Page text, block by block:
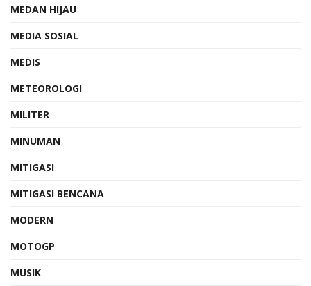
MEDAN HIJAU
MEDIA SOSIAL
MEDIS
METEOROLOGI
MILITER
MINUMAN
MITIGASI
MITIGASI BENCANA
MODERN
MOTOGP
MUSIK